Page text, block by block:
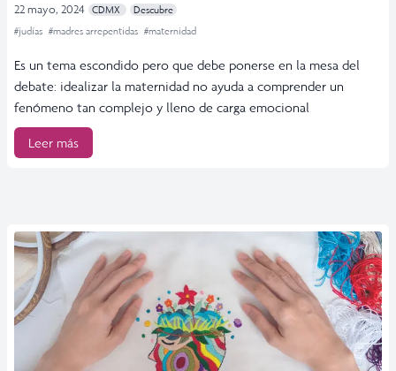
22 mayo, 2024 CDMX
Descubre
#judías #madres arrepentidas #maternidad
Es un tema escondido pero que debe ponerse en la mesa del
debate: idealizar la maternidad no ayuda a comprender un
fenómeno tan complejo y lleno de carga emocional
Leer más